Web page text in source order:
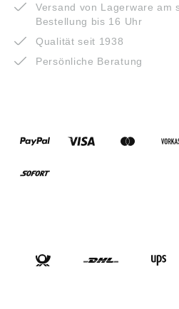
Versand von Lagerware am
Bestellung bis 16 Uhr
Qualität seit 1938
Persönliche Beratung